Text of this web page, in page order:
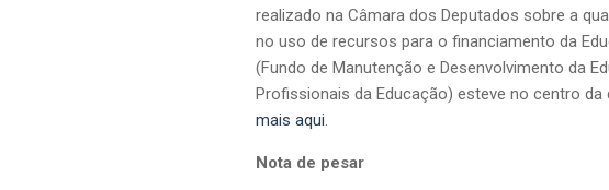
realizado na Câmara dos Deputados sobre a
no uso de recursos para o financiamento da
(Fundo de Manutenção e Desenvolvimento da
Profissionais da Educação) esteve no centro da
mais aqui.
Nota de pesar